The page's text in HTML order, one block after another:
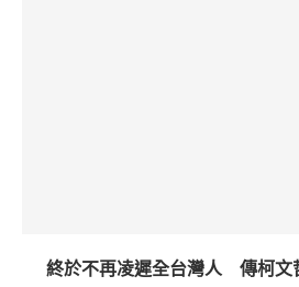
終於不再凌遲全台灣人 傳柯文